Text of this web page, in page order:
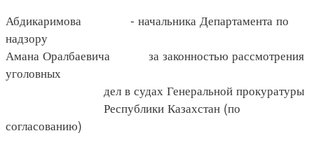
Абдикаримова - начальника Департамента по
надзору
Амана Оралбаевича за законностью рассмотрения
уголовных
дел в судах Генеральной прокуратуры
Республики Казахстан (по
согласованию)